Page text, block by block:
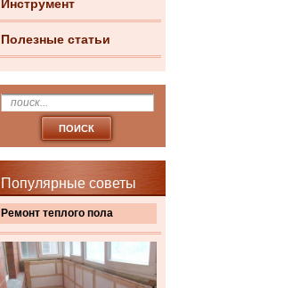
Инструмент
Полезные статьи
Популярные советы
Ремонт теплого пола